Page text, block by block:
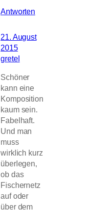
Antworten
21. August
2015
gretel
Schöner
kann eine
Komposition
kaum sein.
Fabelhaft.
Und man
muss
wirklich kurz
überlegen,
ob das
Fischernetz
auf oder
über dem